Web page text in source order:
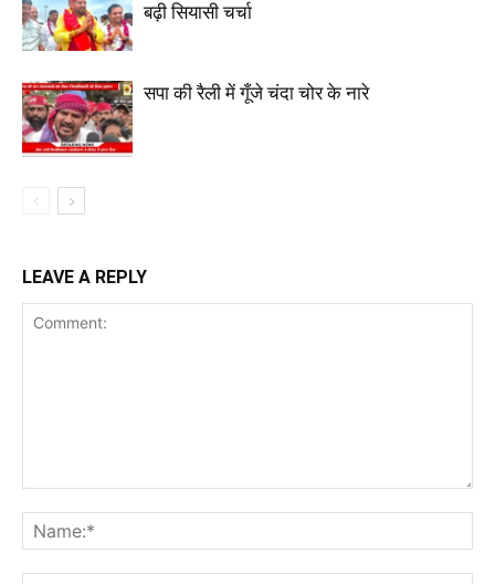
बढ़ी सियासी चर्चा
सपा की रैली में गूँजे चंदा चोर के नारे
LEAVE A REPLY